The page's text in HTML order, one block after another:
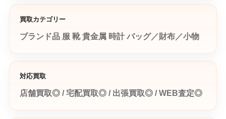
買取カテゴリー
ブランド品 服 靴 貴金属 時計 バッグ／財布／小物
対応買取
店舗買取◎ / 宅配買取◎ / 出張買取◎ / WEB査定◎